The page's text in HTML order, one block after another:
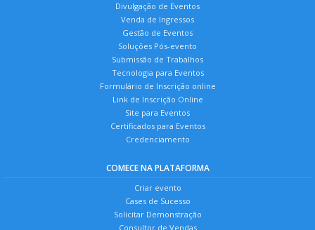
Divulgação de Eventos
Venda de Ingressos
Gestão de Eventos
Soluções Pós-evento
Submissão de Trabalhos
Tecnologia para Eventos
Formulário de Inscrição online
Link de Inscrição Online
Site para Eventos
Certificados para Eventos
Credenciamento
COMECE NA PLATAFORMA
Criar evento
Cases de Sucesso
Solicitar Demonstração
Consultor de Vendas